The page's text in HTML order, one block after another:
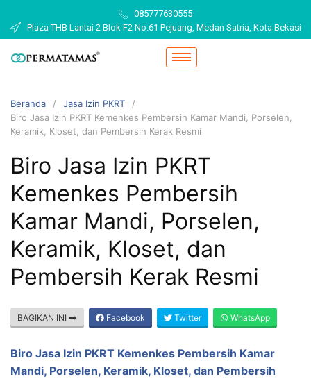
085777630555
Plaza THB Lantai 2 Blok F2 No.61 Pejuang, Medan Satria, Kota Bekasi
Beranda
Jasa Izin PKRT
Biro Jasa Izin PKRT Kemenkes Pembersih Kamar Mandi, Porselen,
Keramik, Kloset, dan Pembersih Kerak Resmi
Biro Jasa Izin PKRT
Kemenkes Pembersih
Kamar Mandi, Porselen,
Keramik, Kloset, dan
Pembersih Kerak Resmi
BAGIKAN INI Facebook Twitter WhatsApp
Biro Jasa Izin PKRT Kemenkes Pembersih Kamar
Mandi, Porselen, Keramik, Kloset, dan Pembersih